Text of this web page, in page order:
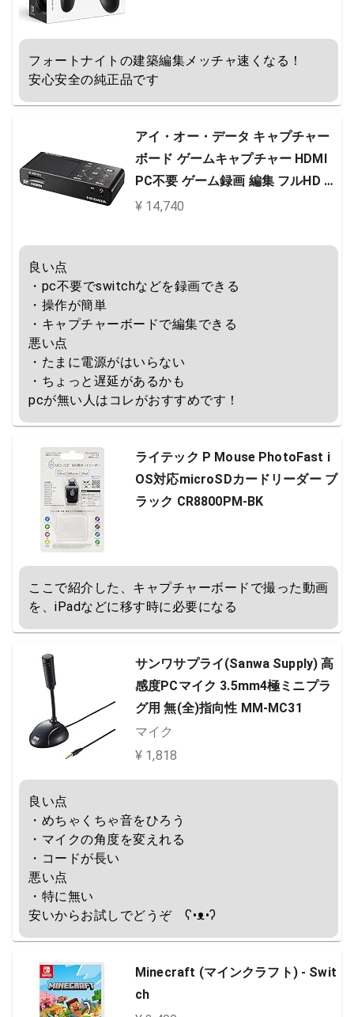
フォートナイトの建築編集メッチャ速くなる！
安心安全の純正品です
アイ・オー・データ キャプチャー
ボード ゲームキャプチャー HDMI
PC不要 ゲーム録画 編集 フルHD S
D/HDD保存 日本メーカー GV-HDRE
¥ 14,740
良い点
・pc不要でswitchなどを録画できる
・操作が簡単
・キャプチャーボードで編集できる
悪い点
・たまに電源がはいらない
・ちょっと遅延があるかも
pcが無い人はコレがおすすめです！
ライテック P Mouse PhotoFast i
OS対応microSDカードリーダー ブ
ラック CR8800PM-BK
ここで紹介した、キャプチャーボードで撮った動画
を、iPadなどに移す時に必要になる
サンワサプライ(Sanwa Supply) 高
感度PCマイク 3.5mm4極ミニプラ
グ用 無(全)指向性 MM-MC31
マイク
¥ 1,818
良い点
・めちゃくちゃ音をひろう
・マイクの角度を変えれる
・コードが長い
悪い点
・特に無い
安いからお試しでどうぞ　ʕ•ᴥ•ʔ
Minecraft (マインクラフト) - Swit
ch